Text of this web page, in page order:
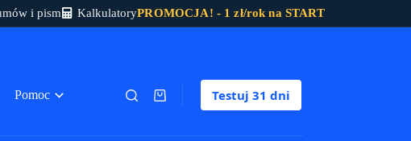
i pism KalkulatoryPROMOCJA! - 1 zł/rok na START
Pomoc Koszyk Testuj 31 dni